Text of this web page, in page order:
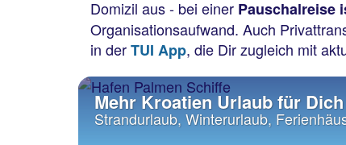
Domizil aus - bei einer Pauschalreise
Organisationsaufwand. Auch
in derTUI App, die Dir zugleich mit
Mehr Kroatien Urlaub für Dich
Strandurlaub, Winterurlaub,